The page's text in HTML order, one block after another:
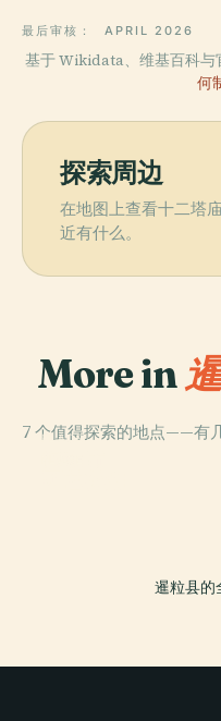
最后审核： APRIL 2026
基于 Wikidata、维基百科与
何
探索周边
在地图上查看十二塔
近有什么。
More in
7 个值得探索的地点——有
PLACE
暹粒县的